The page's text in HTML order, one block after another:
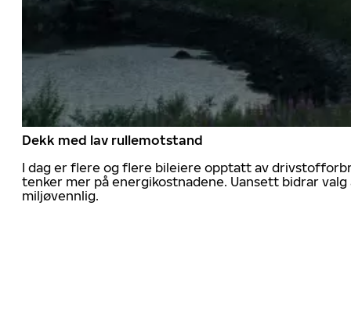
Dekk med lav rullemotstand
I dag er flere og flere bileiere opptatt av
tenker mer på energikostnadene. Uansett bidrar
miljøvennlig.